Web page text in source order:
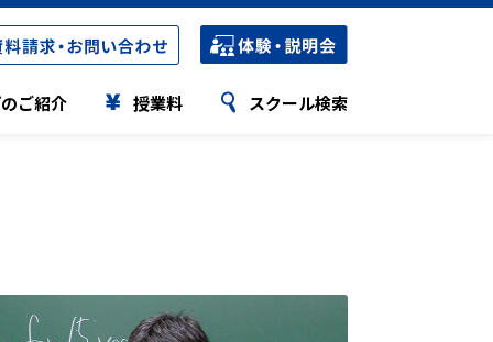
ご紹介 授業料 スクール検索
特別講座
特別講座
国私立高校合格実績